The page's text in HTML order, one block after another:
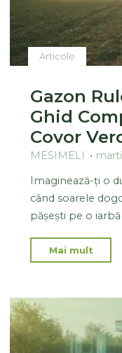
Articole
Gazon
Ghid
Covor
MESIMELI
Imaginează-ți o
când soarele
pășești pe o
Mai mult